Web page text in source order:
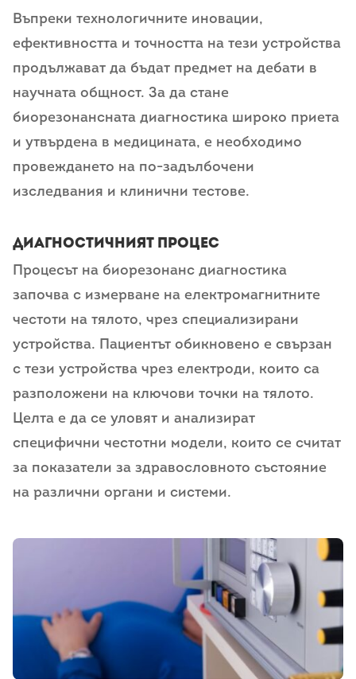
Въпреки технологичните иновации,
ефективността и точността на тези устройства
продължават да бъдат предмет на дебати в
научната общност. За да стане
биорезонансната диагностика широко приета
и утвърдена в медицината, е необходимо
провеждането на по-задълбочени
изследвания и клинични тестове.
Диагностичният процес
Процесът на биорезонанс диагностика
започва с измерване на електромагнитните
честоти на тялото, чрез специализирани
устройства. Пациентът обикновено е свързан
с тези устройства чрез електроди, които са
разположени на ключови точки на тялото.
Целта е да се уловят и анализират
специфични честотни модели, които се считат
за показатели за здравословното състояние
на различни органи и системи.